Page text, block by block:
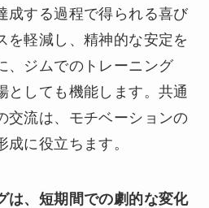
成する過程で得られる喜び
を軽減し、精神的な安定を
、ジムでのトレーニング
としても機能します。共通
交流は、モチベーションの
に役立ちます。
は、短期間での劇的な変化